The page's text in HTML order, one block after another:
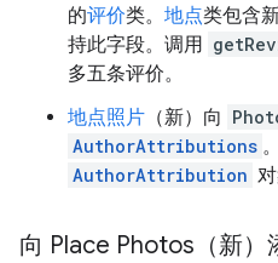
的评价类。 地点类包含
持此字段。调用
多五条评价。
地点照片 （新）向
AuthorAttributions 。
AuthorAttribution
向 Place Photos（新）